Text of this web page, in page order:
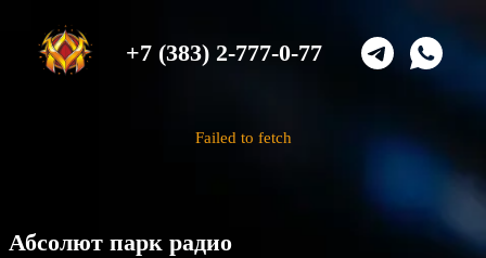
+7 (383) 2-777-0-77
Failed to fetch
Абсолют парк радио